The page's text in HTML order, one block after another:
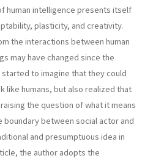
human intelligence presents itself
plasticity, and creativity.
the interactions between human
may have changed since the
to imagine that they could
like humans, but also realized that
the question of what it means
boundary between social actor and
and presumptuous idea in
the author adopts the